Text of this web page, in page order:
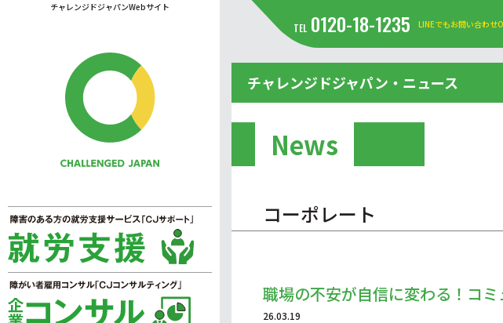
チャレンジドジャパンWebサイト
TEL 0120-18-1235 LINEでもお問い合わせ
チャレンジドジャパン・ニュース
News
コーポレート
職場の不安が自信に変わる！コ
26.03.19